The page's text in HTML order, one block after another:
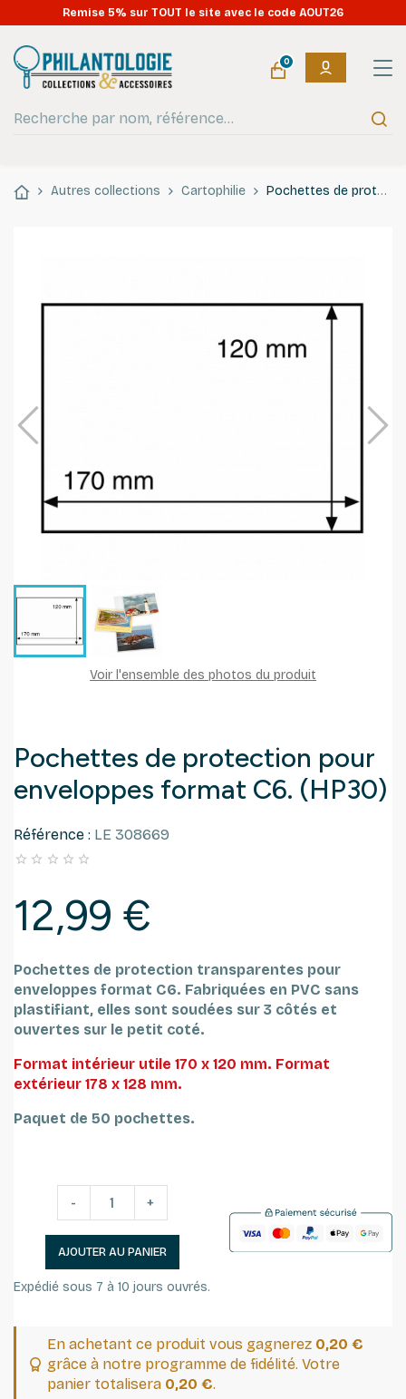
Remise 5% sur TOUT le site avec le code AOUT26
0
Autres collections Cartophilie Pochettes de protection pour enveloppes format C6. (HP30)
Voir l'ensemble des photos du produit
Pochettes de protection pour
enveloppes format C6. (HP30)
Référence : LE 308669
    
12,99 €
Pochettes de protection transparentes pour
enveloppes format C6. Fabriquées en PVC sans
plastifiant, elles sont soudées sur 3 côtés et
ouvertes sur le petit coté.
Format intérieur utile 170 x 120 mm. Format
extérieur 178 x 128 mm.
Paquet de 50 pochettes.
- +
AJOUTER AU PANIER
Expédié sous 7 à 10 jours ouvrés.
En achetant ce produit vous gagnerez 0,20 €
grâce à notre programme de fidélité. Votre
panier totalisera 0,20 €.